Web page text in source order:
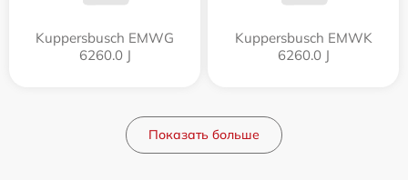
Kuppersbusch EMWG
6260.0 J
Kuppersbusch EMWK
6260.0 J
Показать больше